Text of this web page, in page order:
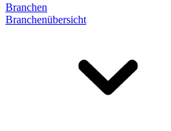
Branchen
Branchenübersicht